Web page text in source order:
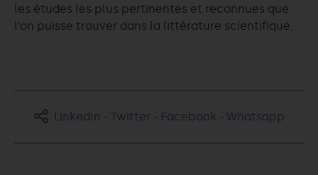
les études les plus pertinentes et reconnues que
l’on puisse trouver dans la littérature scientifique.
LinkedIn - Twitter- Facebook - Whatsapp